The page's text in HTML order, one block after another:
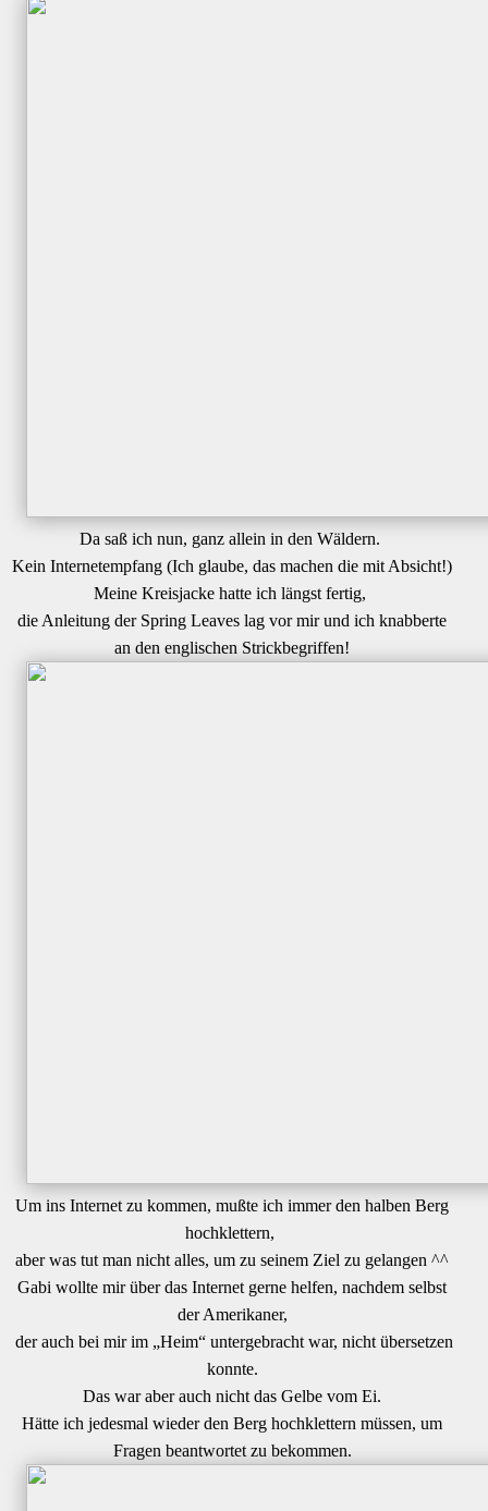
Da saß ich nun, ganz allein in den Wäldern.
Kein Internetempfang (Ich glaube, das machen die mit Absicht!)
Meine Kreisjacke hatte ich längst fertig,
die Anleitung der Spring Leaves lag vor mir und ich knabberte
an den englischen Strickbegriffen!
Um ins Internet zu kommen, mußte ich immer den halben Berg
hochklettern,
aber was tut man nicht alles, um zu seinem Ziel zu gelangen ^^
Gabi wollte mir über das Internet gerne helfen, nachdem selbst
der Amerikaner,
der auch bei mir im „Heim“ untergebracht war, nicht übersetzen
konnte.
Das war aber auch nicht das Gelbe vom Ei.
Hätte ich jedesmal wieder den Berg hochklettern müssen, um
Fragen beantwortet zu bekommen.